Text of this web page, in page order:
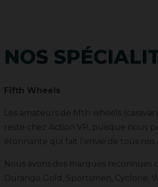
NOS
Fifth Wheels
Les amateurs de fifth wheels
reste chez Action VR, puisque nous
étonnante qui fait l’envie de tous
Nous avons des marques reconnues
Durango Gold, Sportsmen, Cyclone,